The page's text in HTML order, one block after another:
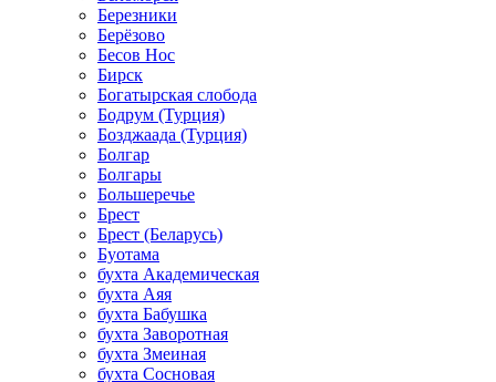
Березники
Берёзово
Бесов Нос
Бирск
Богатырская слобода
Бодрум (Турция)
Бозджаада (Турция)
Болгар
Болгары
Большеречье
Брест
Брест (Беларусь)
Буотама
бухта Академическая
бухта Аяя
бухта Бабушка
бухта Заворотная
бухта Змеиная
бухта Сосновая